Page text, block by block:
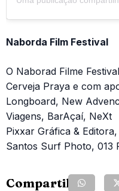
Naborda Film Festival
O Naborad Filme
Cerveja Praya e com
Longboard, New
Viagens, BarAçaí, NeXt
Pixxar Gráfica &
Santos Surf Photo, 013
Compartilhe: